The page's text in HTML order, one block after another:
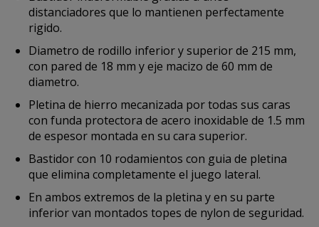
distanciadores que lo mantienen perfectamente
rigido.
Diametro de rodillo inferior y superior de 215 mm,
con pared de 18 mm y eje macizo de 60 mm de
diametro.
Pletina de hierro mecanizada por todas sus caras
con funda protectora de acero inoxidable de 1.5 mm
de espesor montada en su cara superior.
Bastidor con 10 rodamientos con guia de pletina
que elimina completamente el juego lateral.
En ambos extremos de la pletina y en su parte
inferior van montados topes de nylon de seguridad.